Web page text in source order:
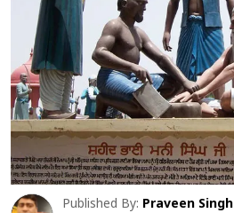
Published By: Praveen Singh